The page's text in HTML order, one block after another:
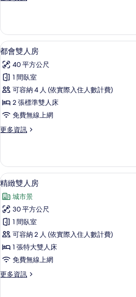
所
相
片
客
房
的
詳
情
顯
示
都
會
雙
人
的
有
相
片
客房內
6
都會雙人房
40 平方公尺
1 間臥室
可容納 4 人 (依實際入住人數計費)
2 張標準雙人床
免費無線上網
更多資訊
更
雙
人
房
詳
情
顯
示
精
緻
雙
人
房
所
客房內
5
精緻雙人房
城市景
30 平方公尺
1 間臥室
可容納 2 人 (依實際入住人數計費)
1 張特大雙人床
免費無線上網
更多資訊
更